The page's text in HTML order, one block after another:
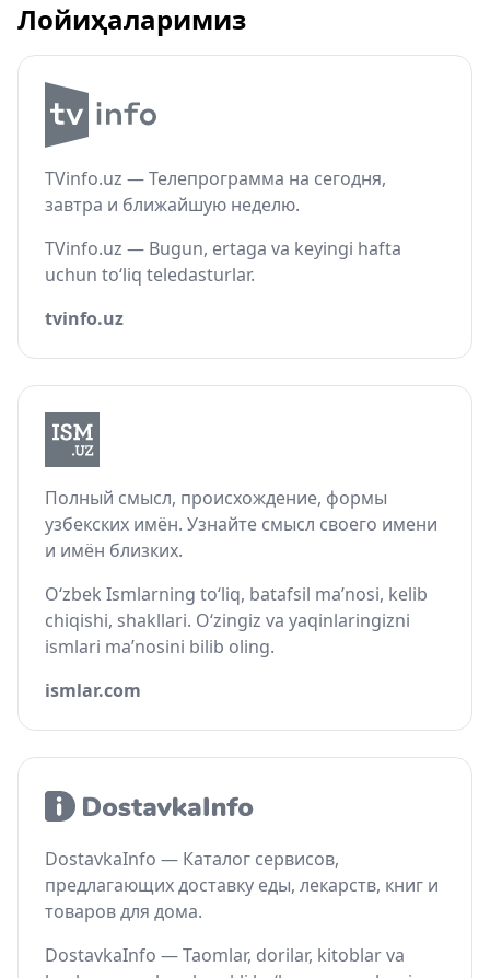
Лойиҳаларимиз
TVinfo.uz — Телепрограмма на сегодня,
завтра и ближайшую неделю.
TVinfo.uz — Bugun, ertaga va keyingi hafta
uchun to‘liq teledasturlar.
tvinfo.uz
Полный смысл, происхождение, формы
узбекских имён. Узнайте смысл своего имени
и имён близких.
O‘zbek Ismlarning to‘liq, batafsil ma’nosi, kelib
chiqishi, shakllari. O‘zingiz va yaqinlaringizni
ismlari ma’nosini bilib oling.
ismlar.com
DostavkaInfo — Каталог сервисов,
предлагающих доставку еды, лекарств, книг и
товаров для дома.
DostavkaInfo — Taomlar, dorilar, kitoblar va